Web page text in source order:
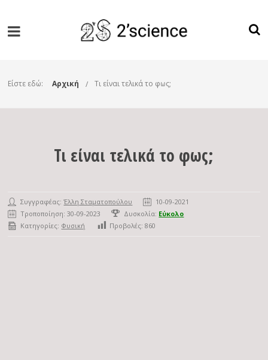
Είστε εδώ: Αρχική Τι είναι τελικά το φως;
Τι είναι τελικά το φως;
Συγγραφέας:Έλλη Σταματοπούλου
10-09-2021
Τροποποίηση: 30-09-2023
Δυσκολία: Εύκολο
Κατηγορίες: Φυσική Προβολές: 860